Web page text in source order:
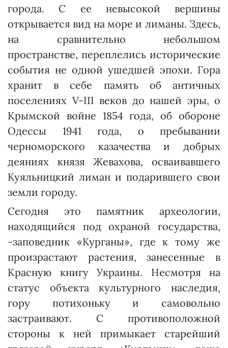
города. С ее невысокой вершины
открывается вид на море и лиманы. Здесь,
на сравнительно небольшом
пространстве, переплелись исторические
события не одной ушедшей эпохи. Гора
хранит в себе память об античных
поселениях V-III веков до нашей эры, о
Крымской войне 1854 года, об обороне
Одессы 1941 года, о пребывании
черноморского казачества и добрых
деяниях князя Жевахова, осваивавшего
Куяль­ницкий лиман и подарившего свои
земли городу.
Сегодня это памятник архео­логии,
находящийся под охраной государства,
-заповедник «Кур­ганы», где к тому же
произрастают растения, занесенные в
Крас­ную книгу Украины. Несмот­ря на
статус объекта культурного наследия,
гору потихоньку и самовольно
застраивают. С противоположной
стороны к ней примыкает старейший